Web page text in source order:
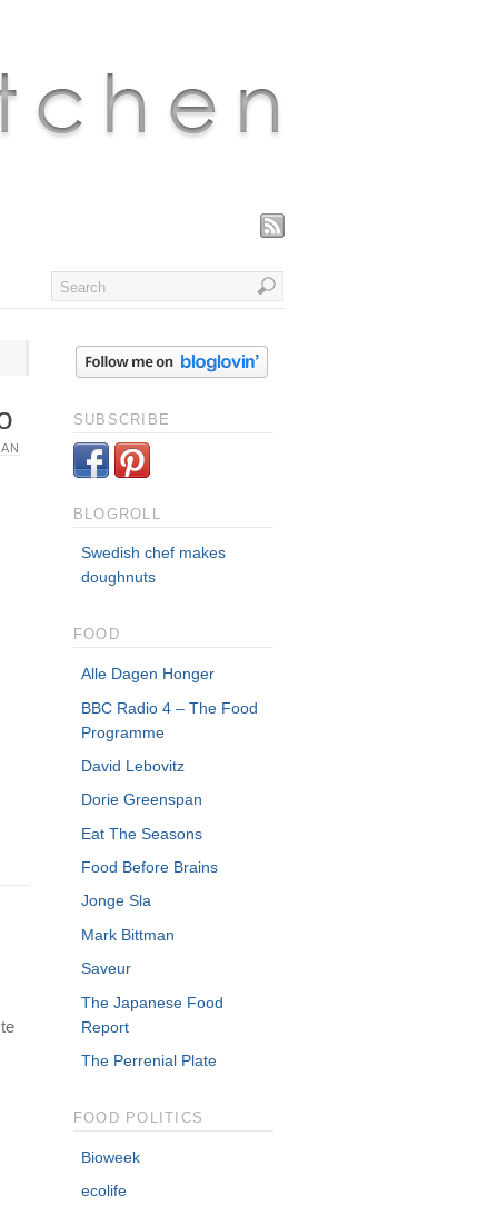
SUBSCRIBE
BLOGROLL
Swedish chef makes
doughnuts
FOOD
Alle Dagen Honger
BBC Radio 4 – The Food
Programme
David Lebovitz
Dorie Greenspan
Eat The Seasons
Food Before Brains
Jonge Sla
Mark Bittman
Saveur
The Japanese Food
Report
The Perrenial Plate
FOOD POLITICS
Bioweek
ecolife